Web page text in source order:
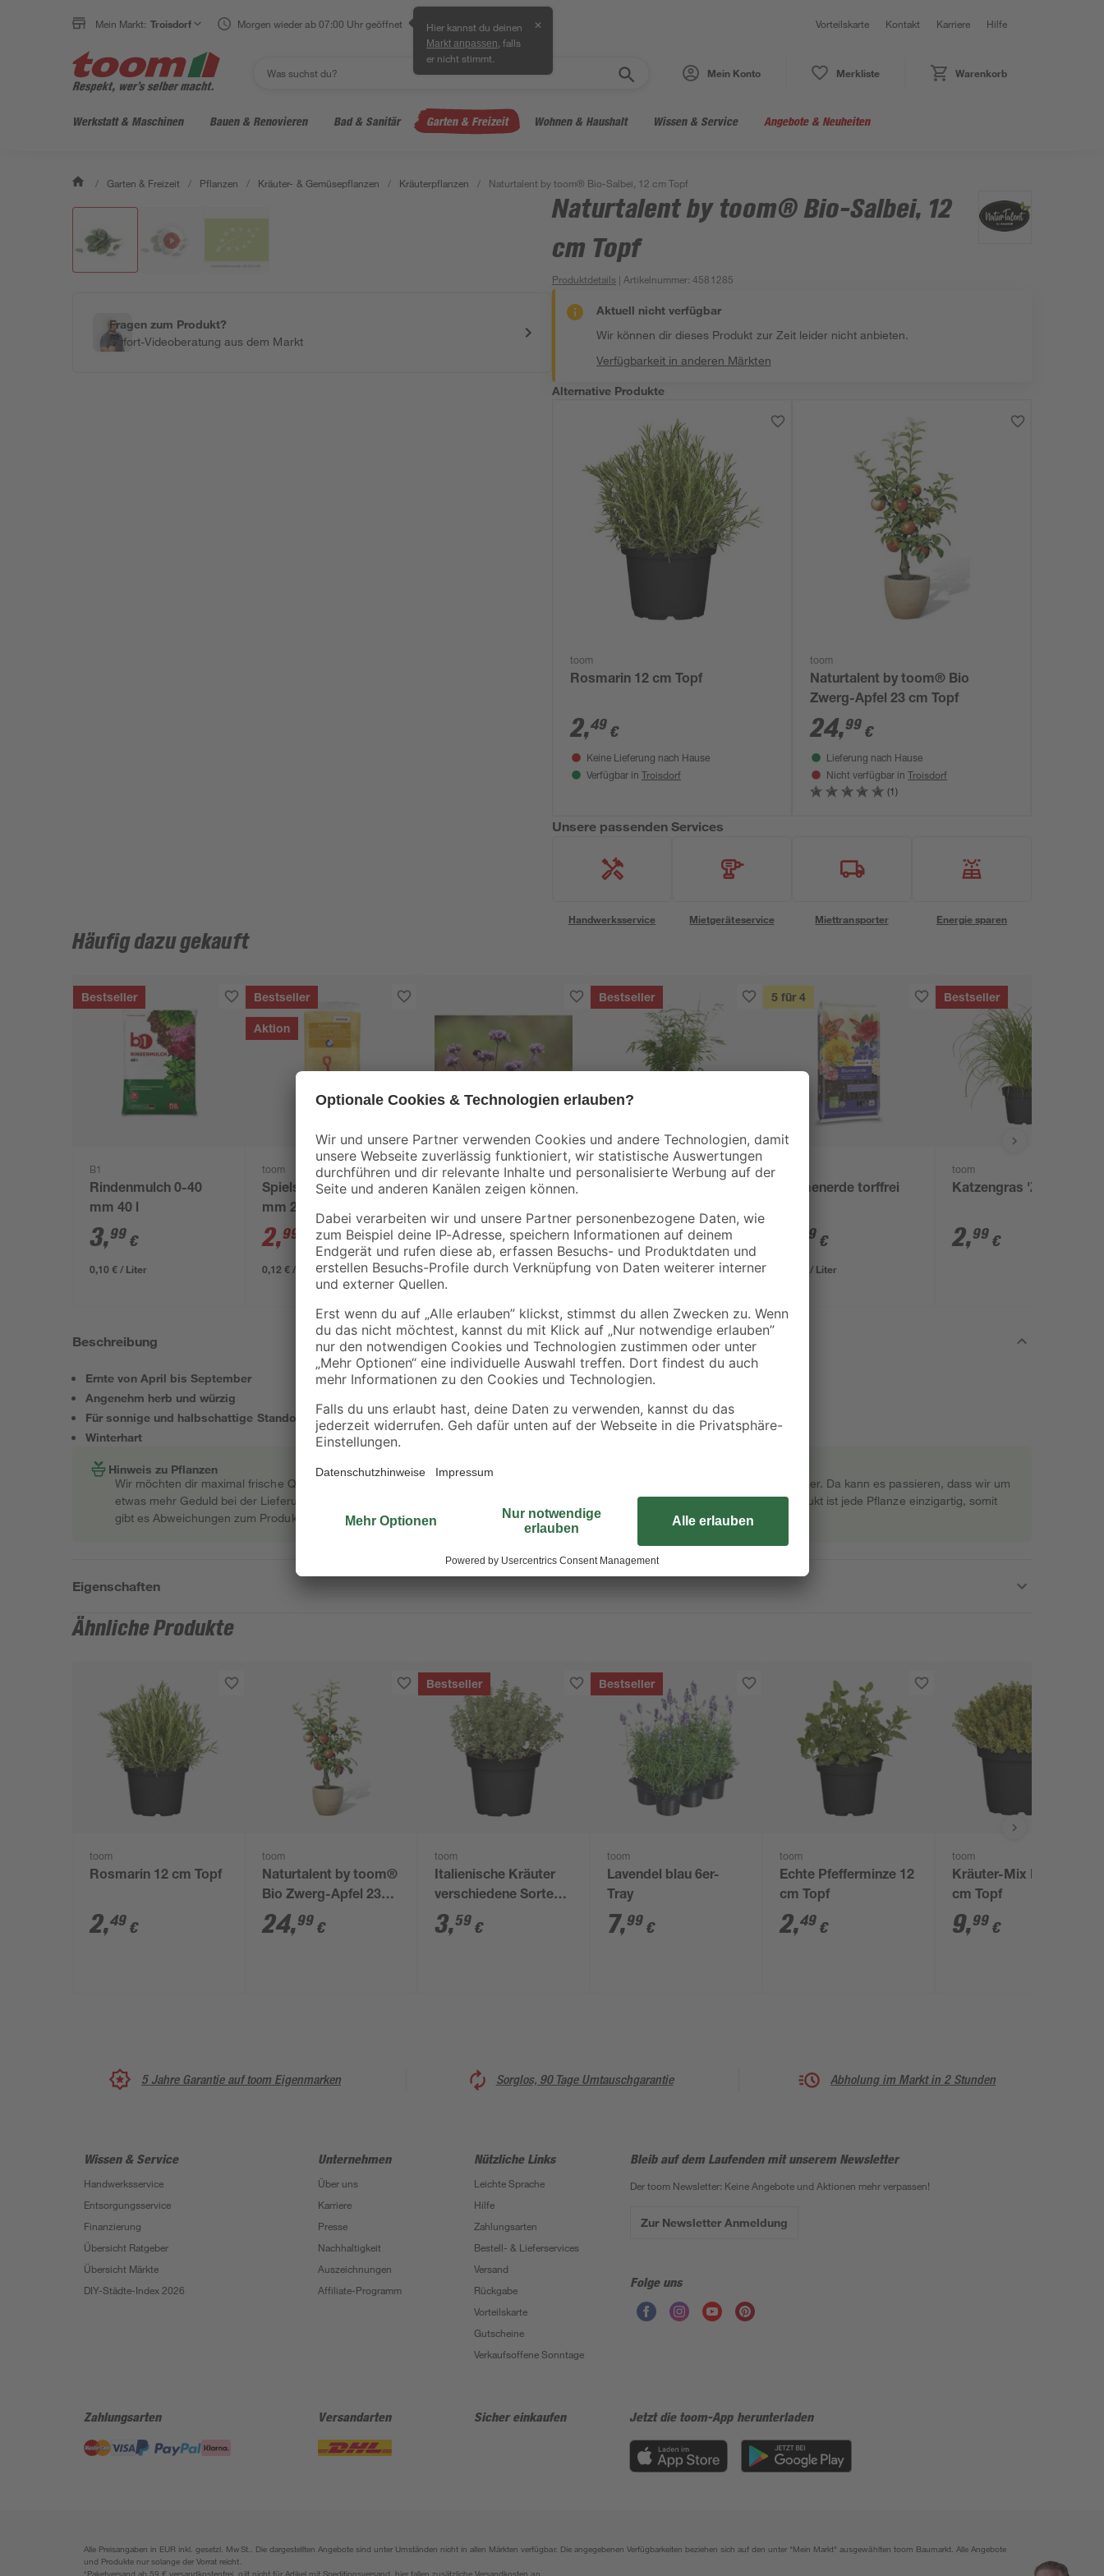
Mein Markt: Troisdorf Morgen wieder ab 07:00 Uhr geöffnet Hier kannst du deinen
Markt anpassen , falls
er nicht stimmt.
✕ Vorteilskarte Kontakt Karriere Hilfe
Mein Konto Merkliste Warenkorb
Werkstatt & Maschinen Bauen & Renovieren Bad & Sanitär Garten & Freizeit Wohnen & Haushalt Wissen & Service Angebote & Neuheiten
/ Garten & Freizeit / Pflanzen / Kräuter- & Gemüsepflanzen / Kräuterpflanzen / Naturtalent by toom® Bio-Salbei, 12 cm Topf
Fragen zum Produkt?
Sofort-Videoberatung aus dem Markt
Naturtalent by toom® Bio-Salbei, 12
cm Topf
Produktdetails | Artikelnummer:4581285
Aktuell nicht verfügbar
Wir können dir dieses Produkt zur Zeit leider nicht anbieten.
Verfügbarkeit in anderen Märkten
Alternative Produkte
toom
Rosmarin 12 cm Topf
2,49 €
Keine Lieferung nach Hause
Verfügbar in Troisdorf
toom
Naturtalent by toom® Bio
Zwerg-Apfel 23 cm Topf
24,99 €
Lieferung nach Hause
Nicht verfügbar in Troisdorf
(1)
Unsere passenden Services
Handwerksservice Mietgeräteservice Miettransporter Energie sparen
Häufig dazu gekauft
Bestseller
B1
Rindenmulch 0-40
mm 40 l
3,99 €
0,10 € / Liter
Bestseller
Aktion
toom
Spielsand beige 0-2
mm 25 kg
2,99 3,29 €
0,12 € / Kilogramm
Bio Eisenkraut, 9 cm
14,99€
Bestseller
toom
25,99 €
5 für 4
Blumenerde torffrei
99 €
0,20 € / Liter
Bestseller
toom
Katzengras 'Zumula'
2,99 €
Beschreibung
Ernte von April bis September
Angenehm herb und würzig
Für sonnige und halbschattige Standorte geeignet
Winterhart
Hinweis zu Pflanzen
Wir möchten dir maximal frische Qualität garantieren. Deswegen ordern wir deine Pflanze erst nach der Bestellung direkt beim Gärtner. Da kann es passieren, dass wir um
etwas mehr Geduld bei der Lieferung bitten müssen. So kannst du dich über eine frische und gesunde Pflanze freuen! Als Naturprodukt ist jede Pflanze einzigartig, somit
gibt es Abweichungen zum Produktfoto.
Eigenschaften
Ähnliche Produkte
toom
Rosmarin 12 cm Topf
2,49 €
toom
Naturtalent by toom®
Bio Zwerg-Apfel 23
cm Topf
24,99 €
Bestseller
toom
Italienische Kräuter
verschiedene Sorten
14 cm Topf
3,59 €
Bestseller
toom
Lavendel blau 6er-
Tray
7,99 €
toom
Echte Pfefferminze 12
cm Topf
2,49 €
toom
Kräuter-Mix Busch 18
cm Topf
9,99 €
5 Jahre Garantie auf toom Eigenmarken Sorglos, 90 Tage Umtauschgarantie Abholung im Markt in 2 Stunden
Wissen & Service
Handwerksservice
Entsorgungsservice
Finanzierung
Übersicht Ratgeber
Übersicht Märkte
DIY-Städte-Index 2026
Unternehmen
Über uns
Karriere
Presse
Nachhaltigkeit
Auszeichnungen
Affiliate-Programm
Nützliche Links
Leichte Sprache
Hilfe
Zahlungsarten
Bestell- & Lieferservices
Versand
Rückgabe
Vorteilskarte
Gutscheine
Verkaufsoffene Sonntage
Bleib auf dem Laufenden mit unserem Newsletter
Der toom Newsletter: Keine Angebote und Aktionen mehr verpassen!
Zur Newsletter Anmeldung
Folge uns
Zahlungsarten Versandarten Sicher einkaufen Jetzt die toom-App herunterladen
Alle Preisangaben in EUR inkl. gesetzl. MwSt.. Die dargestellten Angebote sind unter Umständen nicht in allen Märkten verfügbar. Die angegebenen Verfügbarkeiten beziehen sich auf den unter "Mein Markt" ausgewählten toom Baumarkt. Alle Angebote
und Produkte nur solange der Vorrat reicht.
*Paketversand ab 59 € versandkostenfrei, gilt nicht für Artikel mit Speditionsversand, hier fallen zusätzliche Versandkosten an.